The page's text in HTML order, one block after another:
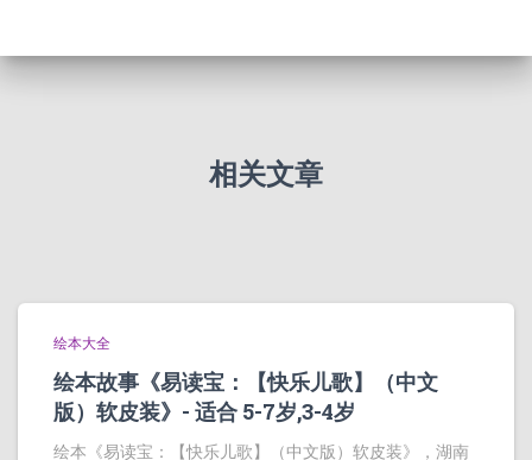
相关文章
绘本大全
绘本故事《易读宝：【快乐儿歌】（中文
版）软皮装》- 适合 5-7岁,3-4岁
绘本《易读宝：【快乐儿歌】（中文版）软皮装》，湖南